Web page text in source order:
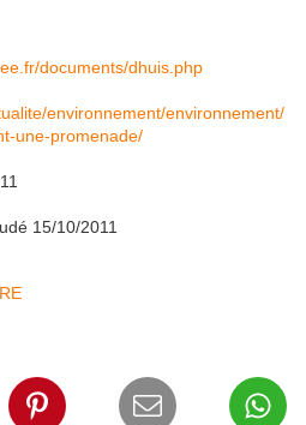
documents/dhuis.php
environnement/environnement/
une-promenade/
15/10/2011